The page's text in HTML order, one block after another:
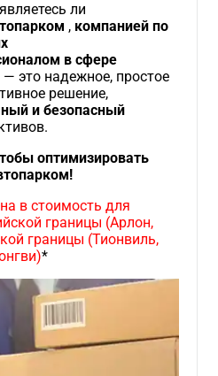
ли
, компанией по
в сфере
— это надежное, простое
решение,
и безопасный
оптимизировать
в стоимость для
границы (Арлон,
границы (Тионвиль,
*